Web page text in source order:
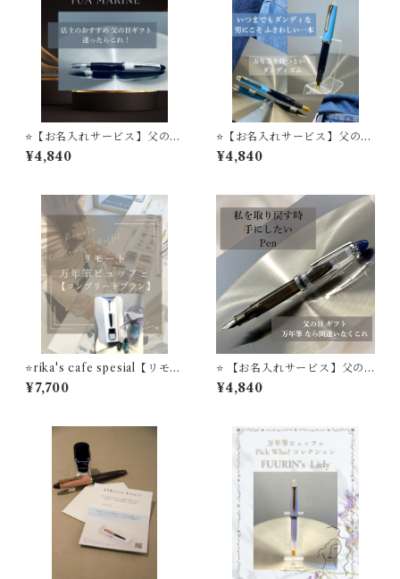
⭐️【お名入れサービス】父の日
ギフト 万年筆は 店主のおすす
め 迷ったらこれ MARINE 万
¥4,840
⭐️【お名入れサービス】父の日
ギフト 万年筆は 店主のおすす
め 'Denim' 万年筆ビュッフェ
¥4,840
⭐️rika's cafe spesial【リモー
ト万年筆ビュッフェ】 コン
プリートプラン 万年筆１
器コンバータ＋フレグランス
スプレー STYLE OF LAB
¥7,700
⭐️ 【お名入れサービス】父の
日 ギフト 万年筆は 店主のおす
すめ Modern Black 万年筆ビ
¥4,840